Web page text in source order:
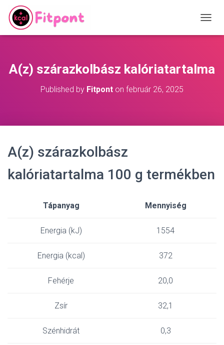
O
E
A(z) szárazkolbász kalóriatartalma
Published by Fitpont on február 26, 2025
A(z) szárazkolbász
kalóriatartalma 100 g termékben
Tápanyag Mennyiség
Energia (kJ) 1554
Energia (kcal) 372
Fehérje 20,0
Zsír 32,1
Szénhidrát 0,3